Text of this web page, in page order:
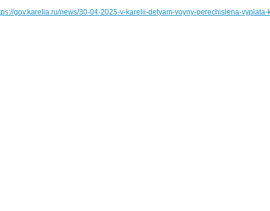
gov.karelia.ru/news/30-04-2025-v-karelii-detyam-voyny-perechislena-